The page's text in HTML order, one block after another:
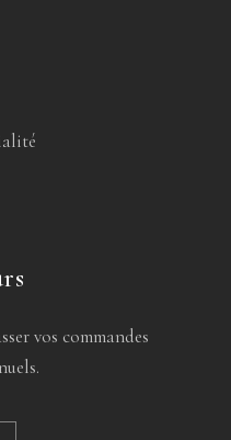
vos commandes